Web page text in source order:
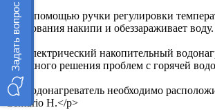
<p>С помощью ручки регулировки
образования накипи и обеззараживает
<p>Электрический накопительный
надежного решения проблем с горячей
<p>Водонагреватель необходимо
Centurio Н.</p>
Задать вопрос